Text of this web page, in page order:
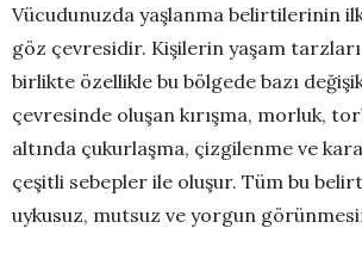
Vücudunuzda yaşlanma belirtilerinin
göz çevresidir. Kişilerin yaşam
birlikte özellikle bu bölgede bazı
çevresinde oluşan kırışma, morluk,
altında çukurlaşma, çizgilenme ve
çeşitli sebepler ile oluşur. Tüm bu
uykusuz, mutsuz ve yorgun